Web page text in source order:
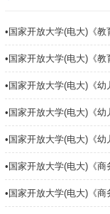
•国家开放大学(电大)《
•国家开放大学(电大)《
•国家开放大学(电大)《
•国家开放大学(电大)《
•国家开放大学(电大)《
•国家开放大学(电大)《
•国家开放大学(电大)《